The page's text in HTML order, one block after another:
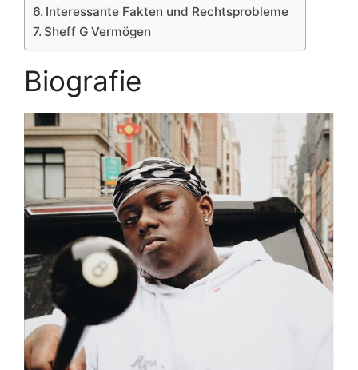
Interessante Fakten und Rechtsprobleme
Sheff G Vermögen
Biografie